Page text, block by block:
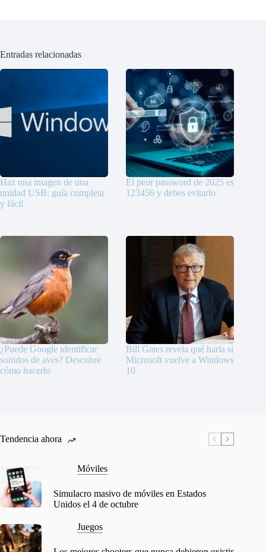
Entradas relacionadas
Haz una imagen de una
unidad USB: guía completa
y fácil
El peor password de 2025 es
123456 y debes evitarlo
¿Puede Google identificar
sonidos de aves? Descubre
cómo hacerlo
Bill Gates revela qué haría si
Microsoft vuelve a Windows
10
Tendencia ahora
Móviles
Simulacro masivo de móviles en Estados
Unidos el 4 de octubre
Juegos